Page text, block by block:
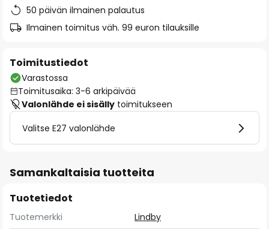
50 päivän ilmainen palautus
Ilmainen toimitus väh. 99 euron tilauksille
Toimitustiedot
Varastossa
Toimitusaika: 3-6 arkipäivää
Valonlähde ei sisälly toimitukseen
Valitse E27 valonlähde
Samankaltaisia tuotteita
Tuotetiedot
Tuotemerkki
Lindby